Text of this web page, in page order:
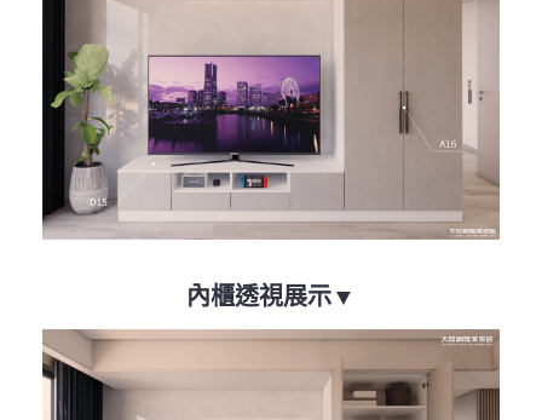
內櫃透視展示▼